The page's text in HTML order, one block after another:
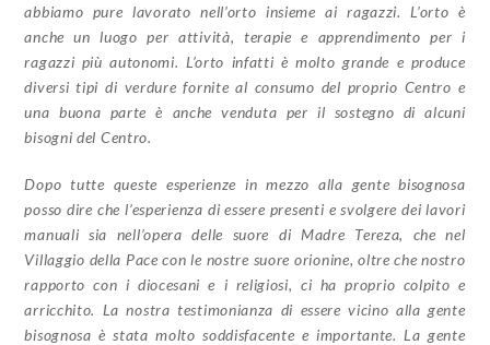
abbiamo pure lavorato nell’orto insieme ai ragazzi. L’orto è
anche un luogo per attività, terapie e apprendimento per i
ragazzi più autonomi. L’orto infatti è molto grande e produce
diversi tipi di verdure fornite al consumo del proprio Centro e
una buona parte è anche venduta per il sostegno di alcuni
bisogni del Centro.
Dopo tutte queste esperienze in mezzo alla gente bisognosa
posso dire che l’esperienza di essere presenti e svolgere dei lavori
manuali sia nell’opera delle suore di Madre Tereza, che nel
Villaggio della Pace con le nostre suore orionine, oltre che nostro
rapporto con i diocesani e i religiosi, ci ha proprio colpito e
arricchito. La nostra testimonianza di essere vicino alla gente
bisognosa è stata molto soddisfacente e importante. La gente